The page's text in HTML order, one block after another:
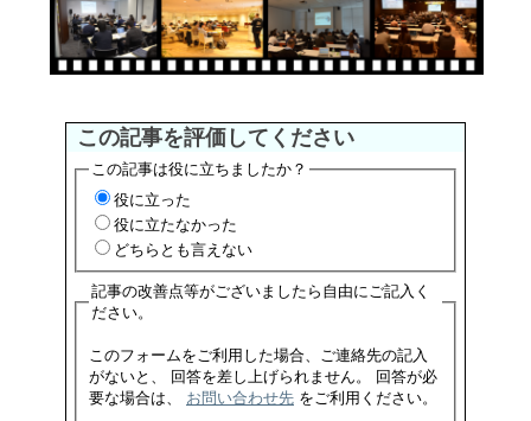
この記事を評価してください
この記事は役に立ちましたか？
役に立った
役に立たなかった
どちらとも言えない
記事の改善点等がございましたら自由にご記入く
ださい。
このフォームをご利用した場合、ご連絡先の記入
がないと、 回答を差し上げられません。 回答が必
要な場合は、 お問い合わせ先 をご利用ください。